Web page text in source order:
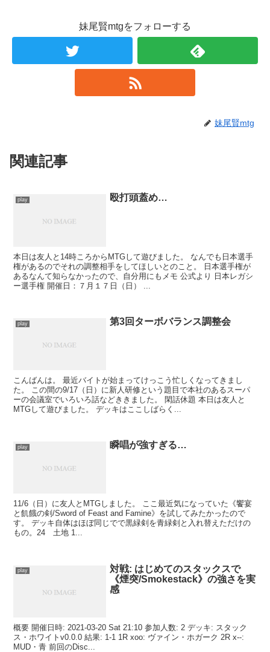
妹尾賢mtgをフォローする
妹尾賢mtg
関連記事
play 殴打頭蓋め…
本日は友人と14時ころからMTGして遊びました。 なんでも日本選手
権があるのでそれの調整相手をしてほしいとのこと。 日本選手権が
あるなんて知らなかったので、自分用にもメモ 公式より 日本レガシ
ー選手権 開催日：７月１７日（日） ...
play 第3回ターボバランス調整会
こんばんは。 最近バイトが始まってけっこう忙しくなってきまし
た。 この間の9/17（日）に新人研修という題目で本社のあるスーパ
ーの会議室でいろいろ話などききました。 閑話休題 本日は友人と
MTGして遊びました。 デッキはここしばらく...
play 瞬唱が強すぎる…
11/6（日）に友人とMTGしました。 ここ最近気になっていた《饗宴
と飢餓の剣/Sword of Feast and Famine》を試してみたかったので
す。 デッキ自体はほぼ同じでで黒緑剣を青緑剣と入れ替えただけの
もの。24 土地 1...
play
対戦: はじめてのスタックスで
《煙突/Smokestack》の強さを実
感
概要 開催日時: 2021-03-20 Sat 21:10 参加人数: 2 デッキ: スタック
ス・ホワイトv0.0.0 結果: 1-1 1R xoo: ヴァイン・ホガーク 2R x--:
MUD・青 前回のDisc...